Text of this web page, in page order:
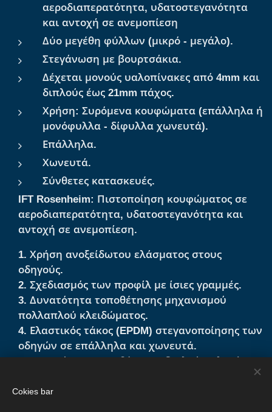
αεροδιαπερατότητα, υδατοστεγανότητα
και αντοχή σε ανεμοπίεση
Δύο μεγέθη φύλλων (μικρό - μεγάλο).
Στεγάνωση με βουρτσάκια.
Δέχεται μονούς υαλοπίνακες από 4mm και
διπλούς έως 21mm πάχος.
Χρήση: Συρόμενα κουφώματα (επάλληλα ή
μονόφυλλα - δίφυλλα χωνευτά).
Επάλληλα.
Χωνευτά.
Σύνθετες κατασκευές.
IFT Rosenheim: Πιστοποίηση κουφώματος σε
αεροδιαπερατότητα, υδατοστεγανότητα και
αντοχή σε ανεμοπίεση.
1. Χρήση ανοξείδωτου ελάσματος στους
οδηγούς.
2. Σχεδιασμός των προφίλ με ίσιες γραμμές.
3. Δυνατότητα τοποθέτησης μηχανισμού
πολλαπλού κλειδώματος.
4. Ελαστικός τάκος (EPDM) στεγανοποίησης των
οδηγών σε επάλληλα και χωνευτά.
5. Δυνατότητα τοποθέτησης διπλού υαλοπίνακα
Cokies bar